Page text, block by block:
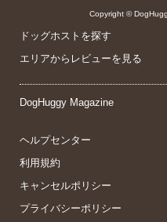
Copyright ©
ドッグホストを探す
エリアからレビューを見る
DogHuggy Magazine
ヘルプセンター
利用規約
キャンセルポリシー
プライバシーポリシー